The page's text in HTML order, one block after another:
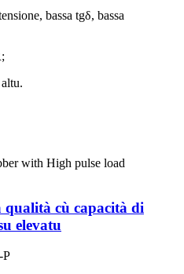
bassa tgδ, bassa
qualità cù capacità di
elevatu
P